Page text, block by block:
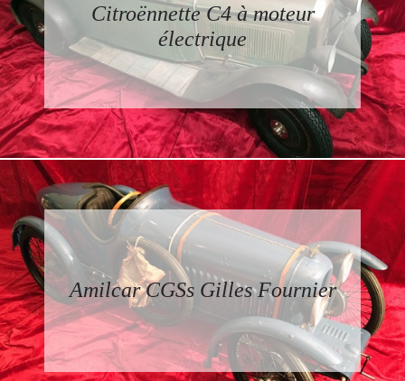
Citroënnette C4 à moteur
électrique
Amilcar CGSs Gilles Fournier